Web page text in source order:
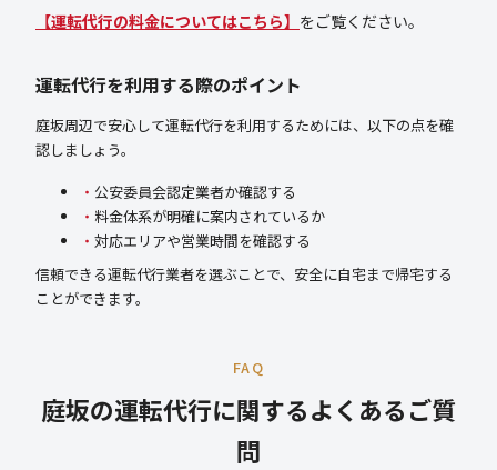
【運転代行の料金についてはこちら】 をご覧ください。
運転代行を利用する際のポイント
庭坂周辺で安心して運転代行を利用するためには、以下の点を確
認しましょう。
公安委員会認定業者か確認する
料金体系が明確に案内されているか
対応エリアや営業時間を確認する
信頼できる運転代行業者を選ぶことで、安全に自宅まで帰宅する
ことができます。
FAQ
庭坂の運転代行に関するよくあるご質
問